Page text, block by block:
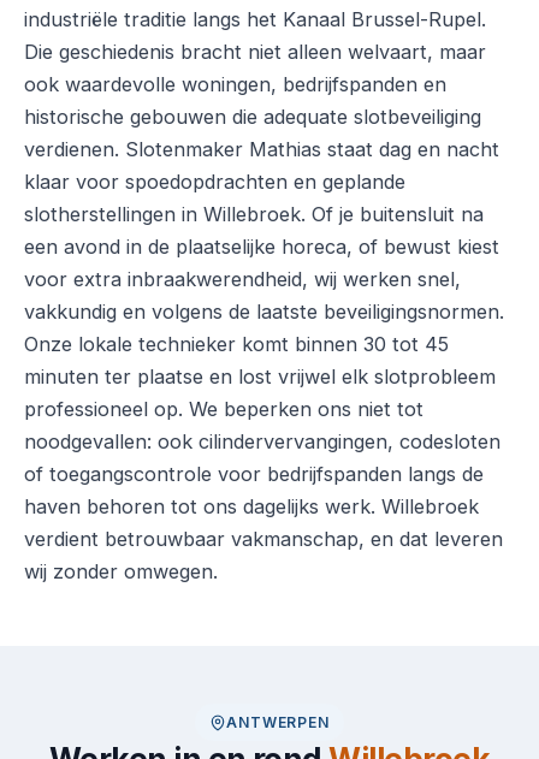
industriële traditie langs het Kanaal Brussel-Rupel.
Die geschiedenis bracht niet alleen welvaart, maar
ook waardevolle woningen, bedrijfspanden en
historische gebouwen die adequate slotbeveiliging
verdienen. Slotenmaker Mathias staat dag en nacht
klaar voor spoedopdrachten en geplande
slotherstellingen in Willebroek. Of je buitensluit na
een avond in de plaatselijke horeca, of bewust kiest
voor extra inbraakwerendheid, wij werken snel,
vakkundig en volgens de laatste beveiligingsnormen.
Onze lokale technieker komt binnen 30 tot 45
minuten ter plaatse en lost vrijwel elk slotprobleem
professioneel op. We beperken ons niet tot
noodgevallen: ook cilindervervangingen, codesloten
of toegangscontrole voor bedrijfspanden langs de
haven behoren tot ons dagelijks werk. Willebroek
verdient betrouwbaar vakmanschap, en dat leveren
wij zonder omwegen.
ANTWERPEN